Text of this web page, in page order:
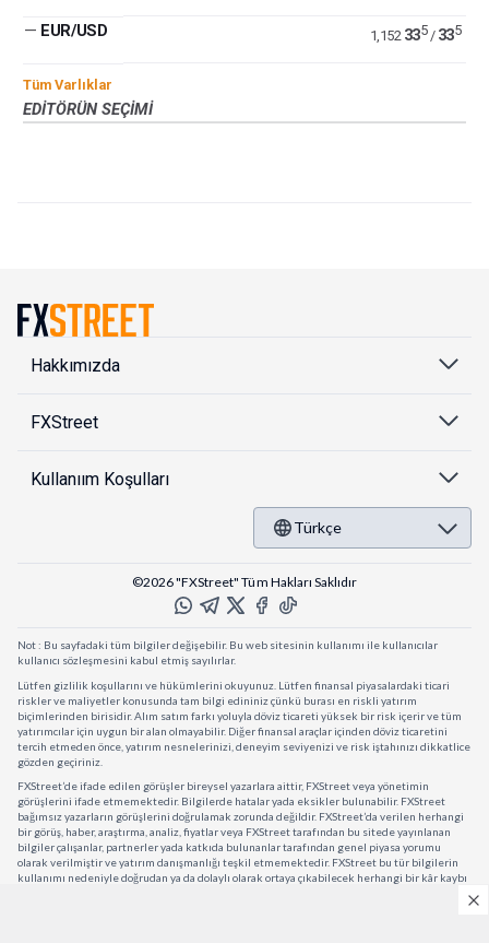
— EUR/USD 1,152 335/ 335
Tüm Varlıklar
EDITÖRÜN SEÇIMI
Hakkımızda
FXStreet
Kullanıım Koşulları
Türkçe
©2026 "FXStreet" Tüm Hakları Saklıdır
Not : Bu sayfadaki tüm bilgiler değişebilir. Bu web sitesinin kullanımı ile kullanıcılar
kullanıcı sözleşmesini kabul etmiş sayılırlar.
Lütfen gizlilik koşullarını ve hükümlerini okuyunuz. Lütfen finansal piyasalardaki ticari
riskler ve maliyetler konusunda tam bilgi edininiz çünkü burası en riskli yatırım
biçimlerinden birisidir. Alım satım farkı yoluyla döviz ticareti yüksek bir risk içerir ve tüm
yatırımcılar için uygun bir alan olmayabilir. Diğer finansal araçlar içinden döviz ticaretini
tercih etmeden önce, yatırım nesnelerinizi, deneyim seviyenizi ve risk iştahınızı dikkatlice
gözden geçiriniz.
FXStreet’de ifade edilen görüşler bireysel yazarlara aittir, FXStreet veya yönetimin
görüşlerini ifade etmemektedir. Bilgilerde hatalar yada eksikler bulunabilir. FXStreet
bağımsız yazarların görüşlerini doğrulamak zorunda değildir. FXStreet’da verilen herhangi
bir görüş, haber, araştırma, analiz, fiyatlar veya FXStreet tarafından bu sitede yayınlanan
bilgiler çalışanlar, partnerler yada katkıda bulunanlar tarafından genel piyasa yorumu
olarak verilmiştir ve yatırım danışmanlığı teşkil etmemektedir. FXStreet bu tür bilgilerin
kullanımı nedeniyle doğrudan ya da dolaylı olarak ortaya çıkabilecek herhangi bir kâr kaybı